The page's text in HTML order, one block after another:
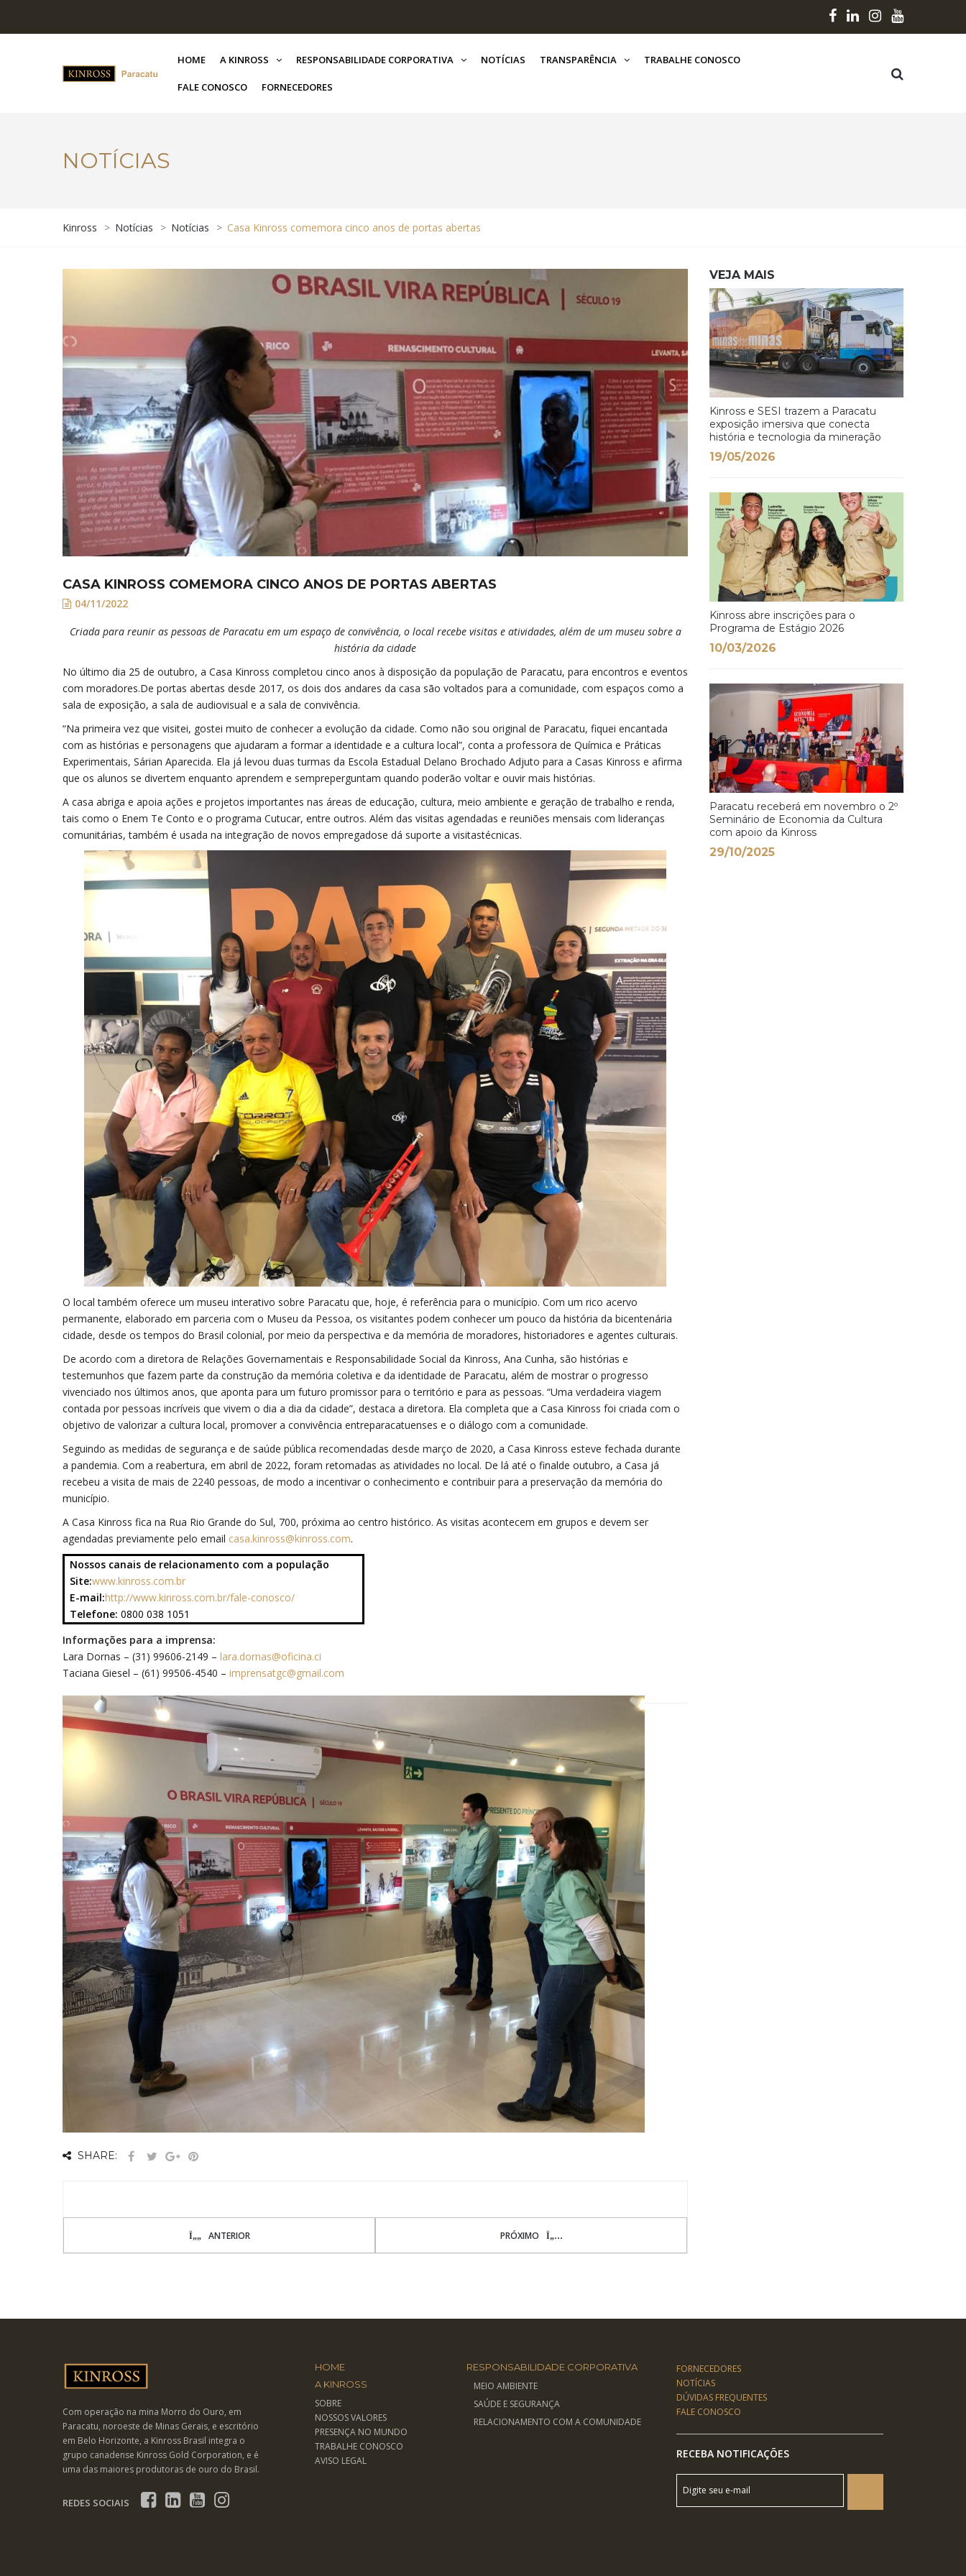
HOME A KINROSS RESPONSABILIDADE CORPORATIVA NOTÍCIAS TRANSPARÊNCIA TRABALHE CONOSCO
FALE CONOSCO FORNECEDORES
NOTÍCIAS
Kinross > Notícias > Notícias > Casa Kinross comemora cinco anos de portas abertas
CASA KINROSS COMEMORA CINCO ANOS DE PORTAS ABERTAS
04/11/2022
Criada para reunir as pessoas de Paracatu em um espaço de convivência, o local recebe visitas e atividades, além de um museu sobre a
história da cidade
No último dia 25 de outubro, a Casa Kinross completou cinco anos à disposição da população de Paracatu, para encontros e eventos
com moradores.De portas abertas desde 2017, os dois dos andares da casa são voltados para a comunidade, com espaços como a
sala de exposição, a sala de audiovisual e a sala de convivência.
“Na primeira vez que visitei, gostei muito de conhecer a evolução da cidade. Como não sou original de Paracatu, fiquei encantada
com as histórias e personagens que ajudaram a formar a identidade e a cultura local”, conta a professora de Química e Práticas
Experimentais, Sárian Aparecida. Ela já levou duas turmas da Escola Estadual Delano Brochado Adjuto para a Casas Kinross e afirma
que os alunos se divertem enquanto aprendem e sempreperguntam quando poderão voltar e ouvir mais histórias.
A casa abriga e apoia ações e projetos importantes nas áreas de educação, cultura, meio ambiente e geração de trabalho e renda,
tais como o Enem Te Conto e o programa Cutucar, entre outros. Além das visitas agendadas e reuniões mensais com lideranças
comunitárias, também é usada na integração de novos empregadose dá suporte a visitastécnicas.
O local também oferece um museu interativo sobre Paracatu que, hoje, é referência para o município. Com um rico acervo
permanente, elaborado em parceria com o Museu da Pessoa, os visitantes podem conhecer um pouco da história da bicentenária
cidade, desde os tempos do Brasil colonial, por meio da perspectiva e da memória de moradores, historiadores e agentes culturais.
De acordo com a diretora de Relações Governamentais e Responsabilidade Social da Kinross, Ana Cunha, são histórias e
testemunhos que fazem parte da construção da memória coletiva e da identidade de Paracatu, além de mostrar o progresso
vivenciado nos últimos anos, que aponta para um futuro promissor para o território e para as pessoas. “Uma verdadeira viagem
contada por pessoas incríveis que vivem o dia a dia da cidade”, destaca a diretora. Ela completa que a Casa Kinross foi criada com o
objetivo de valorizar a cultura local, promover a convivência entreparacatuenses e o diálogo com a comunidade.
Seguindo as medidas de segurança e de saúde pública recomendadas desde março de 2020, a Casa Kinross esteve fechada durante
a pandemia. Com a reabertura, em abril de 2022, foram retomadas as atividades no local. De lá até o finalde outubro, a Casa já
recebeu a visita de mais de 2240 pessoas, de modo a incentivar o conhecimento e contribuir para a preservação da memória do
município.
A Casa Kinross fica na Rua Rio Grande do Sul, 700, próxima ao centro histórico. As visitas acontecem em grupos e devem ser
agendadas previamente pelo email casa.kinross@kinross.com.
Nossos canais de relacionamento com a população
Site:www.kinross.com.br
E-mail:http://www.kinross.com.br/fale-conosco/
Telefone: 0800 038 1051
Informações para a imprensa:
Lara Dornas – (31) 99606-2149 – lara.dornas@oficina.ci
Taciana Giesel – (61) 99506-4540 – imprensatgc@gmail.com
SHARE:
ANTERIOR PRÓXIMO
VEJA MAIS
Kinross e SESI trazem a Paracatu
exposição imersiva que conecta
história e tecnologia da mineração
19/05/2026
Kinross abre inscrições para o
Programa de Estágio 2026
10/03/2026
Paracatu receberá em novembro o 2º
Seminário de Economia da Cultura
com apoio da Kinross
29/10/2025
Com operação na mina Morro do Ouro, em
Paracatu, noroeste de Minas Gerais, e escritório
em Belo Horizonte, a Kinross Brasil integra o
grupo canadense Kinross Gold Corporation, e é
uma das maiores produtoras de ouro do Brasil.
REDES SOCIAIS
HOME
A KINROSS
SOBRE
NOSSOS VALORES
PRESENÇA NO MUNDO
TRABALHE CONOSCO
AVISO LEGAL
RESPONSABILIDADE CORPORATIVA
MEIO AMBIENTE
SAÚDE E SEGURANÇA
RELACIONAMENTO COM A COMUNIDADE
FORNECEDORES
NOTÍCIAS
DÚVIDAS FREQUENTES
FALE CONOSCO
RECEBA NOTIFICAÇÕES